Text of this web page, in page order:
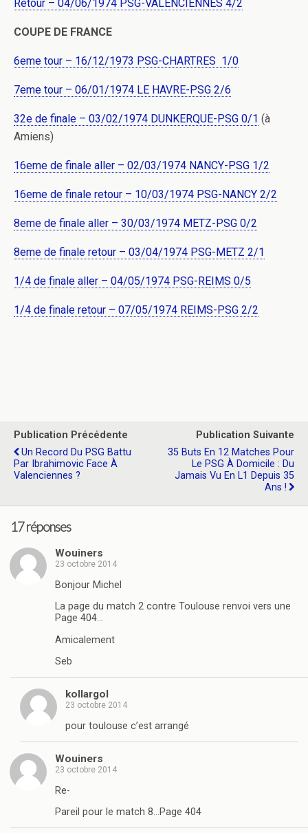
Retour – 04/06/1974 PSG-VALENCIENNES 4/2
COUPE DE FRANCE
6eme tour – 16/12/1973 PSG-CHARTRES 1/0
7eme tour – 06/01/1974 LE HAVRE-PSG 2/6
32e de finale – 03/02/1974 DUNKERQUE-PSG 0/1 (à
Amiens)
16eme de finale aller – 02/03/1974 NANCY-PSG 1/2
16eme de finale retour – 10/03/1974 PSG-NANCY 2/2
8eme de finale aller – 30/03/1974 METZ-PSG 0/2
8eme de finale retour – 03/04/1974 PSG-METZ 2/1
1/4 de finale aller – 04/05/1974 PSG-REIMS 0/5
1/4 de finale retour – 07/05/1974 REIMS-PSG 2/2
Publication Précédente
Un Record Du PSG Battu
Par Ibrahimovic Face À
Valenciennes ?
Publication Suivante
35 Buts En 12 Matches Pour
Le PSG À Domicile : Du
Jamais Vu En L1 Depuis 35
Ans !
17 réponses
Wouiners
23 octobre 2014
Bonjour Michel
La page du match 2 contre Toulouse renvoi vers une
Page 404…
Amicalement
Seb
kollargol
23 octobre 2014
pour toulouse c’est arrangé
Wouiners
23 octobre 2014
Re-
Pareil pour le match 8…Page 404